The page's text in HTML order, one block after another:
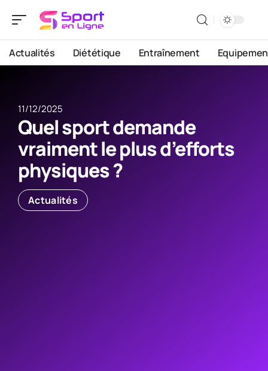
Actualités Diététique Entraînement
11/12/2025
Quel sport demande
vraiment le plus d’efforts
physiques ?
Actualités